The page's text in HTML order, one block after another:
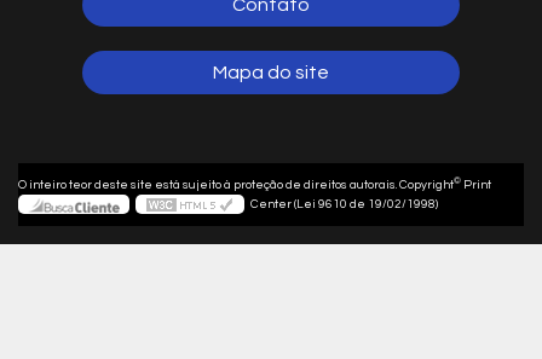
Contato
Mapa do site
O inteiro teor deste site está sujeito à proteção de direitos autorais. Copyright© Print
Center (Lei 9610 de 19/02/1998)